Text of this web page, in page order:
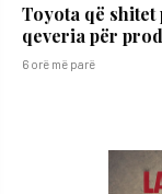
Toyota që shitet
qeveria për
6 orë më parë